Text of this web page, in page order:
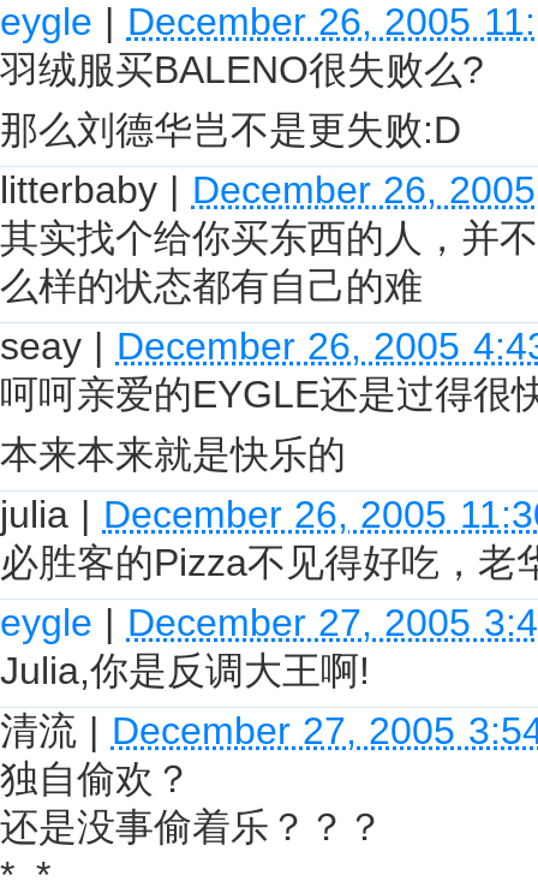
eygle | December 26, 2005
羽绒服买BALENO很失败么?
那么刘德华岂不是更失败:D
litterbaby | December 26,
其实找个给你买东西的人，并
么样的状态都有自己的难
seay | December 26, 2005
呵呵亲爱的EYGLE还是过得很
本来本来就是快乐的
julia | December 26, 2005
必胜客的Pizza不见得好吃，老
eygle | December 27, 2005
Julia,你是反调大王啊!
清流 | December 27, 2005
独自偷欢？
还是没事偷着乐？？？
*_*